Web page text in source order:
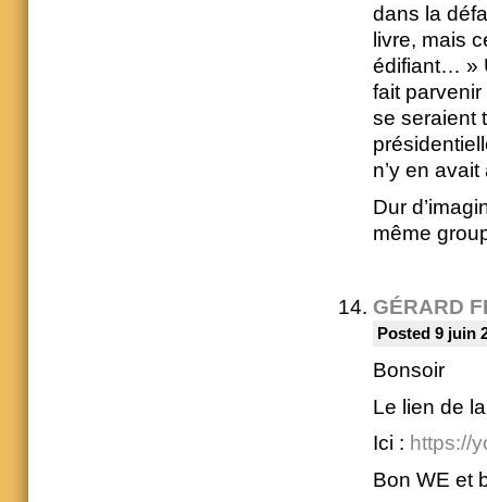
dans la
livre, mais
édifiant… »
fait
se seraient
n’y en
Dur
même
GÉRARD
Posted 9 juin
Bonsoir
Le lien de
Ici : https://
Bon WE et